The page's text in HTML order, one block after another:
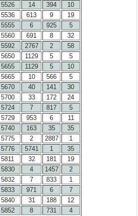
5526 14 394
10
5536 613 9
19
5555 6 925
5
5560 691 8
32
5592 2767 2
58
5650 1129 5
5
5655 1129 5
10
5665 10 566
5
5670 40 141
30
5700 33 172
24
5724 7 817
5
5729 953 6
11
5740 163 35
35
5775 2 2887
1
5776 5741 1
35
5811 32 181
19
5830 4 1457
2
5832 7 833
1
5833 971 6
7
5840 31 188
12
5852 8 731
4